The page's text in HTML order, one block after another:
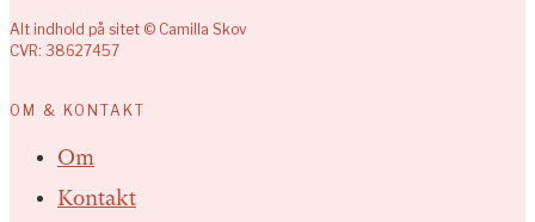
Alt indhold på sitet © Camilla Skov
CVR: 38627457
OM & KONTAKT
Om
Kontakt